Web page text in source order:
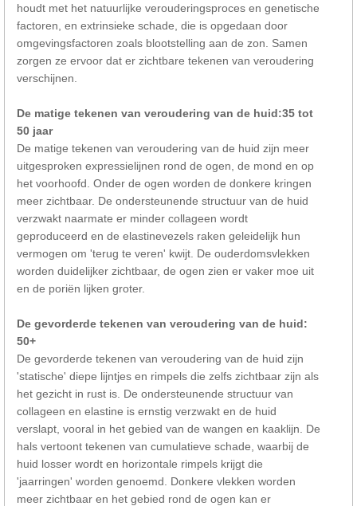
houdt met het natuurlijke verouderingsproces en genetische
factoren, en extrinsieke schade, die is opgedaan door
omgevingsfactoren zoals blootstelling aan de zon. Samen
zorgen ze ervoor dat er zichtbare tekenen van veroudering
verschijnen.
De matige tekenen van veroudering van de huid:35 tot
50 jaar
De matige tekenen van veroudering van de huid zijn meer
uitgesproken expressielijnen rond de ogen, de mond en op
het voorhoofd. Onder de ogen worden de donkere kringen
meer zichtbaar. De ondersteunende structuur van de huid
verzwakt naarmate er minder collageen wordt
geproduceerd en de elastinevezels raken geleidelijk hun
vermogen om 'terug te veren' kwijt. De ouderdomsvlekken
worden duidelijker zichtbaar, de ogen zien er vaker moe uit
en de poriën lijken groter.
De gevorderde tekenen van veroudering van de huid:
50+
De gevorderde tekenen van veroudering van de huid zijn
'statische' diepe lijntjes en rimpels die zelfs zichtbaar zijn als
het gezicht in rust is. De ondersteunende structuur van
collageen en elastine is ernstig verzwakt en de huid
verslapt, vooral in het gebied van de wangen en kaaklijn. De
hals vertoont tekenen van cumulatieve schade, waarbij de
huid losser wordt en horizontale rimpels krijgt die
'jaarringen' worden genoemd. Donkere vlekken worden
meer zichtbaar en het gebied rond de ogen kan er